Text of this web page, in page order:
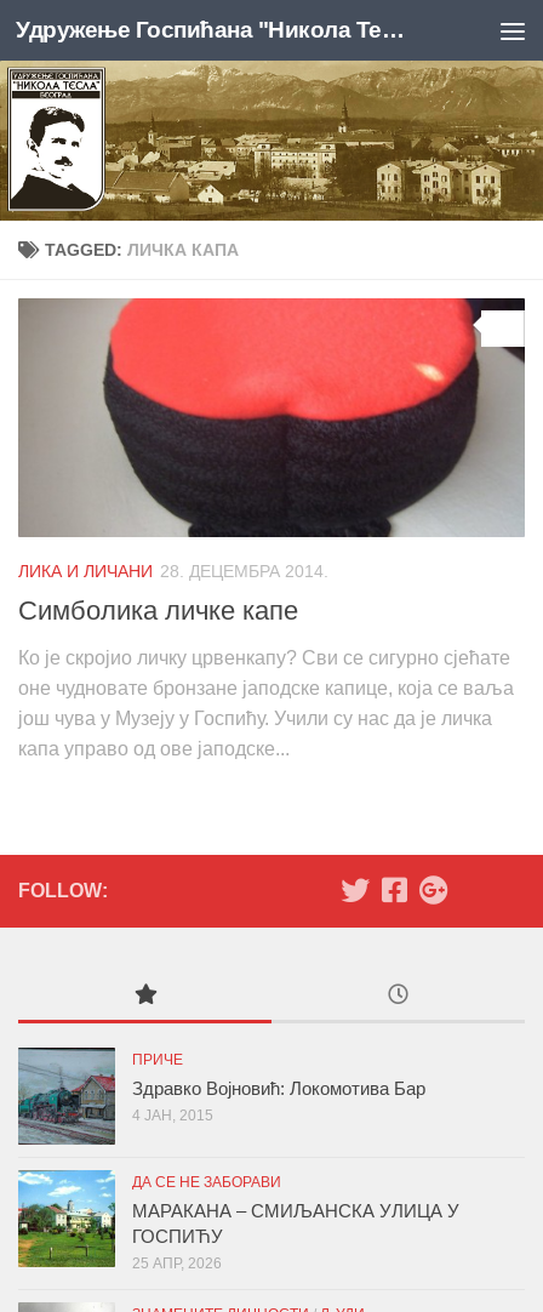
Skip to content Удружење Госпићана "Никола Тесла", Београд
TAGGED: ЛИЧКА КАПА
ЛИКА И ЛИЧАНИ 28. ДЕЦЕМБРА 2014.
Симболика личке капе
Ко је скројио личку црвенкапу? Сви се сигурно сјећате
оне чудновате бронзане јаподске капице, која се ваља
још чува у Музеју у Госпићу. Учили су нас да је личка
капа управо од ове јаподске...
FOLLOW:
ПРИЧЕ
Здравко Војновић: Локомотива Бар
4 ЈАН, 2015
ДА СЕ НЕ ЗАБОРАВИ
МАРАКАНА – СМИЉАНСКА УЛИЦА У
ГОСПИЋУ
25 АПР, 2026